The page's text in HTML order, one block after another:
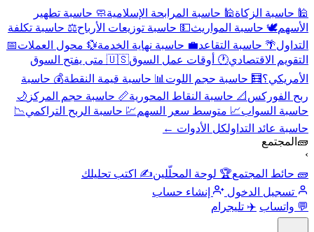
🕌 حاسبة الزكاة🕌 حاسبة المرابحة الإسلامية🧼 حاسبة تطهير
الأسهم🕊️ حاسبة المواريث💵 حاسبة توزيعات الأرباح⚖️ حاسبة تكلفة
التداول 🌴 حاسبة التقاعد💼 حاسبة نهاية الخدمة💱 محول العملات📅
التقويم الاقتصادي🕐 أوقات عمل السوق
🇺🇸 متى يفتح السوق
الأمريكي؟🧮 حاسبة حجم اللوت📊 حاسبة قيمة النقطة💰 حاسبة
ربح الفوركس 📐 حاسبة النقاط المحورية📏 حاسبة حجم المركز 🌙
حاسبة السواب📈 متوسط سعر السهم💹 حاسبة الربح التراكمي 📉
حاسبة عائد التداولكل الأدوات ←
🧱المجتمع
🧱 حائط المجتمع🏆 لوحة المحلّلين✍️ اكتب تحليلك
تسجيل الدخول
إنشاء حساب
💬 واتساب ✈️ تليجرام